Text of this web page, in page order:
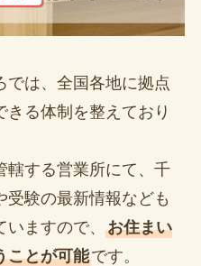
では、全国各地に拠点
きる体制を整えており
轄する営業所にて、千
験の最新情報なども
ますので、 お住まい
ことが可能です。